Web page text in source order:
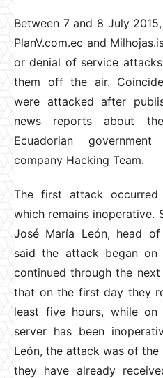
Between 7 and 8 July
PlanV.com.ec and
or denial of service
them off the air.
were attacked after
news reports about
Ecuadorian
company Hacking Team.
The first attack occurred
which remains inoperative.
José María León, head
said the attack began
continued through the
that on the first day they
least five hours, while
server has been
León, the attack was of the
they have already